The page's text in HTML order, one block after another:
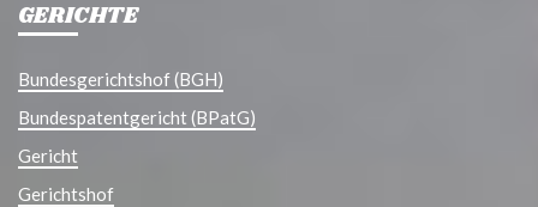
GERICHTE
Bundesgerichtshof (BGH)
Bundespatentgericht (BPatG)
Gericht
Gerichtshof